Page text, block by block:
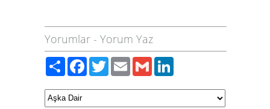
Yorumlar - Yorum Yaz
PaylaşFacebook
TwitterEmailGmail